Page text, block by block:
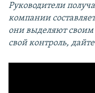
Руководители
компании
они выделяют своим
свой контроль,